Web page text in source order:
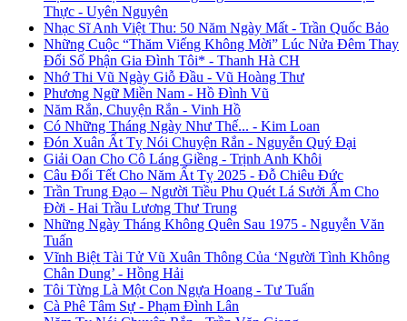
Thực - Uyên Nguyên
Nhạc Sĩ Anh Việt Thu: 50 Năm Ngày Mất - Trần Quốc Bảo
Những Cuộc “Thăm Viếng Không Mời” Lúc Nửa Đêm Thay
Đổi Số Phận Gia Đình Tôi* - Thanh Hà CH
Nhớ Thi Vũ Ngày Giỗ Đầu - Vũ Hoàng Thư
Phương Ngữ Miền Nam - Hồ Đình Vũ
Năm Rắn, Chuyện Rắn - Vinh Hồ
Có Những Tháng Ngày Như Thế... - Kim Loan
Đón Xuân Ất Tỵ Nói Chuyện Rắn - Nguyễn Quý Đại
Giải Oan Cho Cô Láng Giềng - Trịnh Anh Khôi
Câu Đối Tết Cho Năm Ất Tỵ 2025 - Đỗ Chiêu Đức
Trần Trung Đạo – Người Tiều Phu Quét Lá Sưởi Ấm Cho
Đời - Hai Trầu Lương Thư Trung
Những Ngày Tháng Không Quên Sau 1975 - Nguyễn Văn
Tuấn
Vĩnh Biệt Tài Tử Vũ Xuân Thông Của ‘Người Tình Không
Chân Dung’ - Hồng Hải
Tôi Từng Là Một Con Ngựa Hoang - Tư Tuấn
Cà Phê Tâm Sự - Phạm Đình Lân